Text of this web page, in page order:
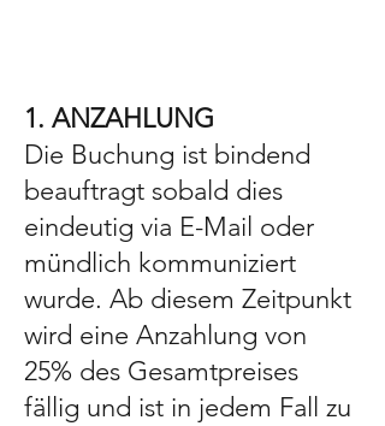
1. ANZAHLUNG
Die Buchung ist bindend
beauftragt sobald dies
eindeutig via E-Mail oder
mündlich kommuniziert
wurde. Ab diesem Zeitpunkt
wird eine Anzahlung von
25% des Gesamtpreises
fällig und ist in jedem Fall zu